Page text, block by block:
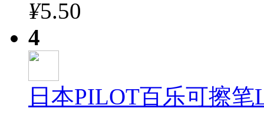
¥5.50
4
日本PILOT百乐可擦笔